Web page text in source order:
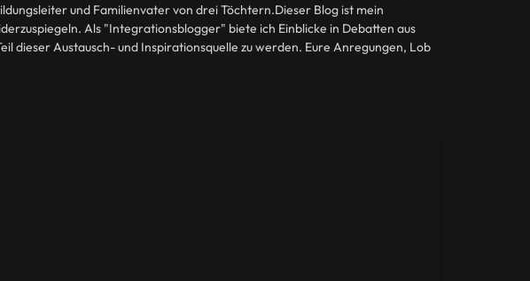
und Familienvater von drei Töchtern.Dieser Blog ist mein
Als "Integrationsblogger" biete ich Einblicke in Debatten aus
dieser Austausch- und Inspirationsquelle zu werden. Eure Anregungen, Lob